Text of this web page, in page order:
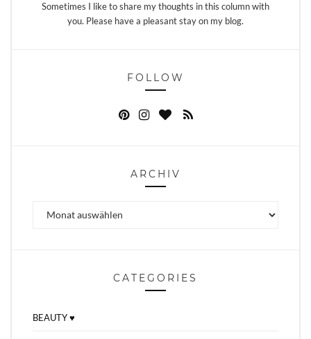
Sometimes I like to share my thoughts in this column with
you. Please have a pleasant stay on my blog.
FOLLOW
ARCHIV
CATEGORIES
BEAUTY ♥